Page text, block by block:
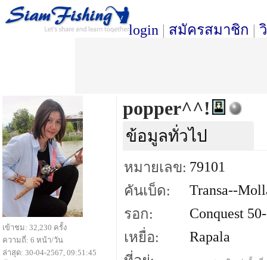
login | สมัครสมาชิก |
popper^^!
ข้อมูลทั่วไป
หมายเลข: 79101
คันเบ็ด:
Transa--
รอก:
Conquest
เหยื่อ:
Rapala
เข้าชม: 32,230 ครั้ง
ความถี่: 6 หน้า/วัน
ล่าสุด: 30-04-2567, 09:51:45